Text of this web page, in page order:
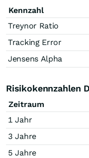
Kennzahl
Treynor Ratio
Tracking Error
Jensens Alpha
Risikokennzahlen
Zeitraum
1 Jahr
3 Jahre
5 Jahre